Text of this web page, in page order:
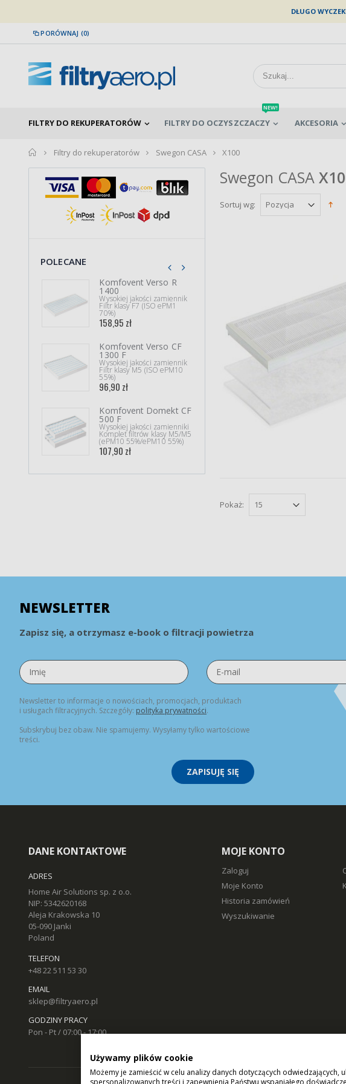
DŁUGO
PORÓWNAJ (0)
FILTRY DO REKUPERATORÓW FILTRY DO OCZYSZCZACZY
NEW!
AKCESORIA
home
Filtry do rekuperatorów Swegon CASA X100
Swegon CASA
Sortuj wg:
Pokaż:
POLECANE
Komfovent Verso R
1400
Wysokiej jakości zamiennik
Filtr klasy F7 (ISO ePM1
70%)
158,95 zł
Komfovent Verso CF
1300 F
Wysokiej jakości zamiennik
Filtr klasy M5 (ISO ePM10
55%)
96,90 zł
Komfovent Domekt CF
500 F
Wysokiej jakości zamienniki
Komplet filtrów klasy M5/M5
(ePM10 55%/ePM10 55%)
107,90 zł
Oryginalne filtry
Komplet filtrów klasy F7/F7
218,90 zł
Dyson Pure Hot+Cool
Cryptomic HP06
Wysokiej jakości zamienniki
Filtr HEPA (H13) z węglem
aktywowanym
Komfovent Domekt R
500 H/V
Wysokiej jakości zamienniki
NEWSLETTER
Zapisz się, a otrzymasz e-book o filtracji powietrza
Newsletter to informacje o nowościach, promocjach, produktach
i usługach filtracyjnych. Szczegóły: polityka prywatności.
Subskrybuj bez obaw. Nie spamujemy. Wysyłamy tylko wartościowe
treści.
ZAPISUJĘ SIĘ
DANE KONTAKTOWE
ADRES
Home Air Solutions sp. z o.o.
NIP: 5342620168
Aleja Krakowska 10
05-090 Janki
Poland
TELEFON
+48 22 511 53 30
EMAIL
sklep@filtryaero.pl
GODZINY PRACY
Pon - Pt / 07:00 - 17:00
MOJE KONTO
Zaloguj
Moje Konto
Historia zamówień
Wyszukiwanie
Używamy plików cookie
Możemy je zamieścić w celu analizy danych dotyczących
spersonalizowanych treści i zapewnienia Państwu wspaniałego